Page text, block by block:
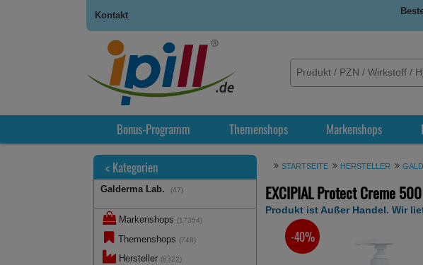
Kontakt
Bonus-Programm Themenshops Markenshops
STARTSEITE HERSTELLER
EXCIPIAL Protect Creme
Produkt ist Außer Handel. Wir
SIE SPAREN
-40%
< Kategorien
Galderma Lab. (47)
Markenshops (17354)
Themenshops (748)
Hersteller (6322)